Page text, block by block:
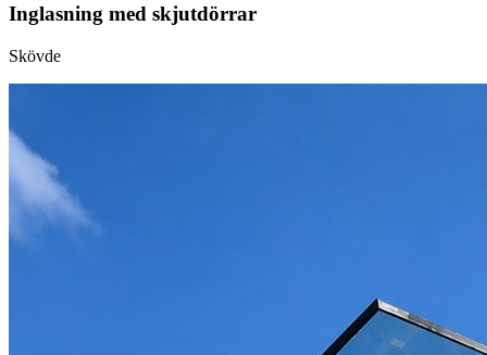
Inglasning med skjutdörrar
Skövde